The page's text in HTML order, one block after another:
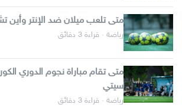
متى تلعب ميلان ضد الإنتر وأين
رياضة · قراءة 3 دقائق
متى تقام مباراة نجوم الدوري
سيتي
رياضة · قراءة 3 دقائق